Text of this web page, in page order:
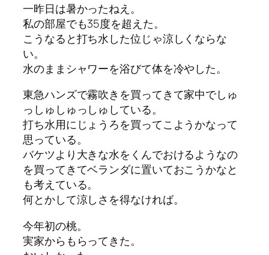
一昨日は暑かったねえ。
私の部屋でも35度を超えた。
こうなると打ち水した位じゃ涼しくならな
い。
水のままシャワーを浴びて体を冷やした。
東急ハンズで霧吹きを買ってきて家中でしゅ
っしゅしゅっしゅしている。
打ち水用にじょうろを買ってこようかなって
思っている。
バケツより大きな水をくんでおけるようなの
を買ってきてベランダに置いておこうかなと
も考えている。
何とかして涼しさを得なければ。
今年初の桃。
実家からもらってきた。